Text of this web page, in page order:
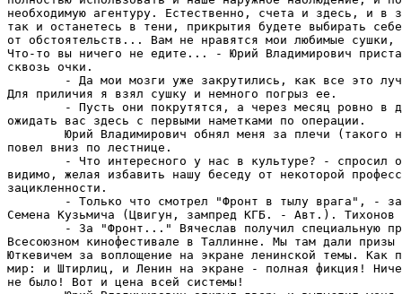
необходимую агентуру. Естественно, счета и здесь, и в
так и останетесь в тени, прикрытия будете выбирать
от обстоятельств... Вам не нравятся мои любимые сушки,
Что-то вы ничего не едите... - Юрий Владимирович
сквозь очки.
- Да мои мозги уже закрутились, как все это
Для приличия я взял сушку и немного погрыз ее.
- Пусть они покрутятся, а через месяц ровно в
ожидать вас здесь с первыми наметками по операции.
Юрий Владимирович обнял меня за плечи (такого
повел вниз по лестнице.
- Что интересного у нас в культуре? - спросил
видимо, желая избавить нашу беседу от некоторой
зацикленности.
- Только что смотрел "Фронт в тылу врага", -
Семена Кузьмича (Цвигун, зампред КГБ. - Авт.). Тихонов
- За "Фронт..." Вячеслав получил специальную
Всесоюзном кинофестивале в Таллинне. Мы там дали призы
Юткевичем за воплощение на экране ленинской темы. Как
мир: и Штирлиц, и Ленин на экране - полная фикция!
не было! Вот и цена всей системы!